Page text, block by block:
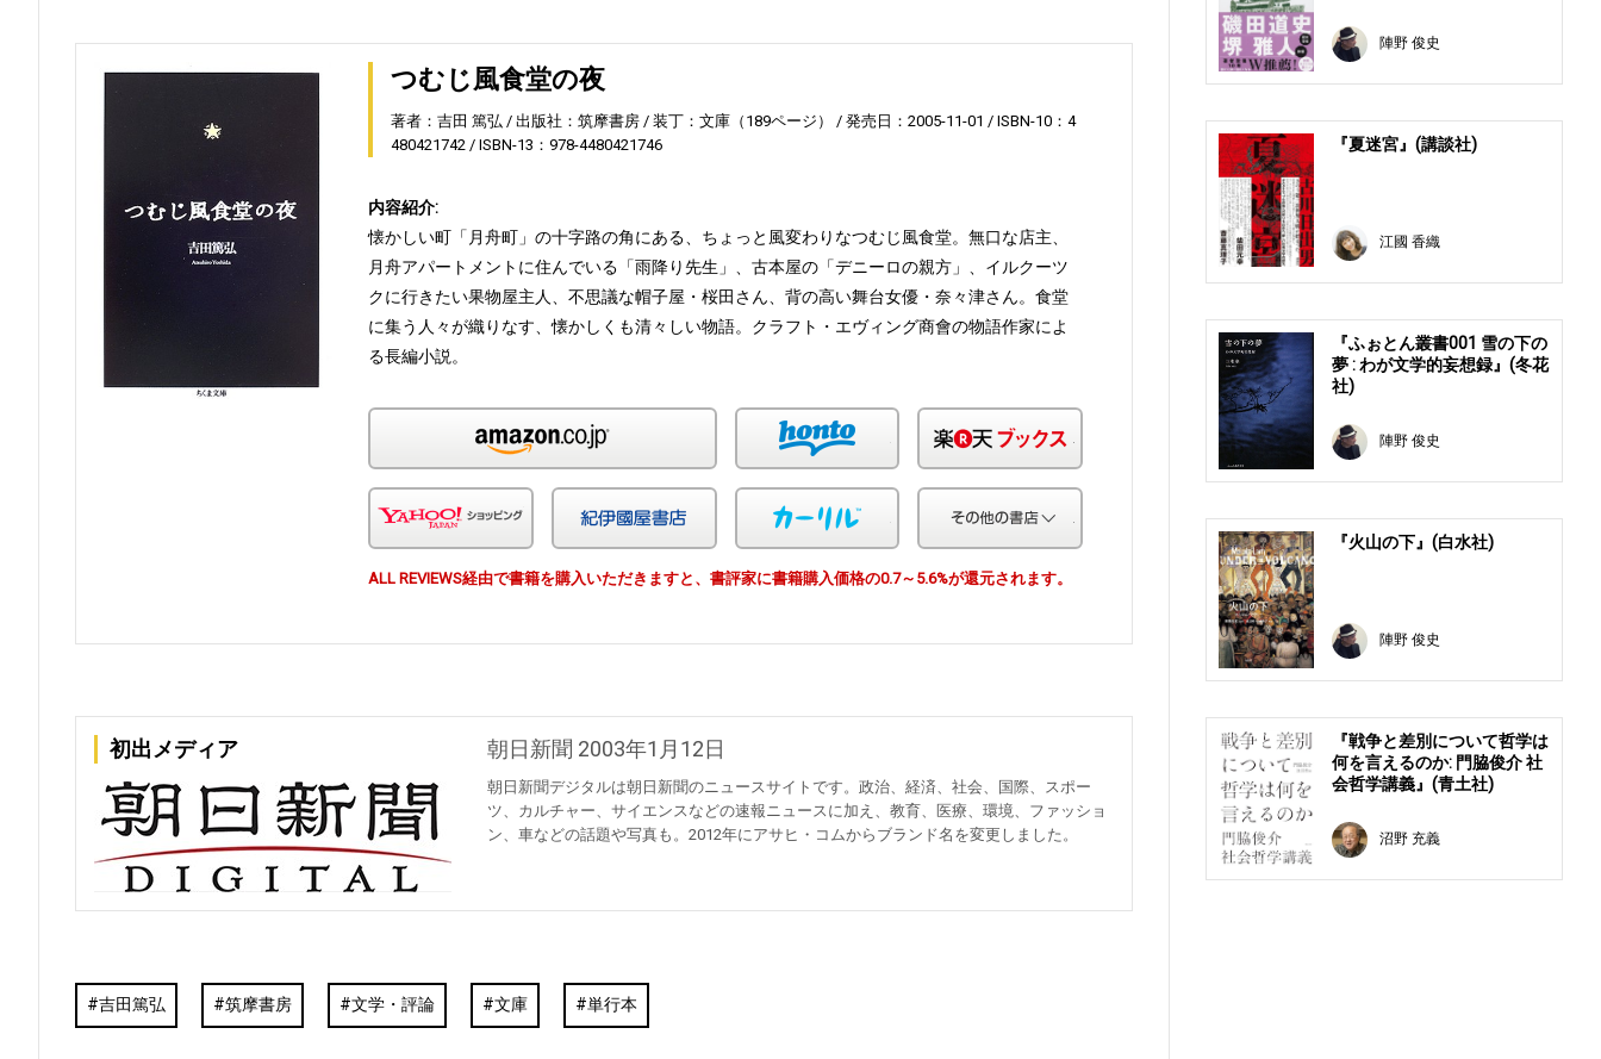
つむじ風食堂の夜
著者：吉田 篤弘 出版社：筑摩書房 装丁：文庫（189ページ） 発売日：2005-11-01
ISBN-10：4
480421742
ISBN-13：978-4480421746
内容紹介:
懐かしい町「月舟町」の十字路の角にある、ちょっと風変わりなつむじ風食堂。無口な店主、
月舟アパートメントに住んでいる「雨降り先生」、古本屋の「デニーロの親方」、イルクーツ
クに行きたい果物屋主人、不思議な帽子屋・桜田さん、背の高い舞台女優・奈々津さん。食堂
に集う人々が織りなす、懐かしくも清々しい物語。クラフト・エヴィング商會の物語作家によ
る長編小説。
honto
Yahoo!ショッピング 紀伊国屋 カーリル
ALL REVIEWS経由で書籍を購入いただきますと、書評家に書籍購入価格の0.7～5.6%が還元されます。
初出メディア 朝日新聞 2003年1月12日
朝日新聞デジタルは朝日新聞のニュースサイトです。政治、経済、社会、国際、スポー
ツ、カルチャー、サイエンスなどの速報ニュースに加え、教育、医療、環境、ファッショ
ン、車などの話題や写真も。2012年にアサヒ・コムからブランド名を変更しました。
吉田篤弘 筑摩書房 文学・評論 文庫 単行本
陣野 俊史
『夏迷宮』(講談社)
江國 香織
『ふぉとん叢書001 雪の下の
夢 : わが文学的妄想録』(冬花
社)
陣野 俊史
『火山の下』(白水社)
陣野 俊史
『戦争と差別について哲学は
何を言えるのか: 門脇俊介 社
会哲学講義』(青土社)
沼野 充義